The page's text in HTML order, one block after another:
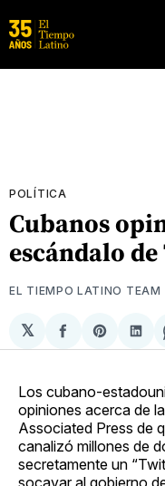
POLÍTICA
Cubanos
escándalo
EL TIEMPO LATINO TEAM
𝕏
Compartir
en
Share
on
en
Los cubano-
opiniones acerca de
Associated Press de
canalizó millones de
secretamente un
socavar al gobierno